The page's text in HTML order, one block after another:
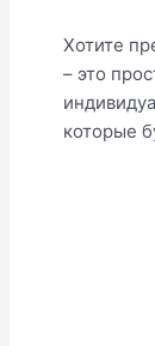
Хотите
– это
которые